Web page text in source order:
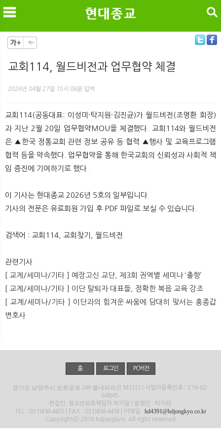
검색
교회114, 월드비전과 업무협약 체결
2026년 04월 27일 15시 06분 입력
교회114(공동대표: 이성미·탁지원·김진균)가 월드비전(조명환 회장)
과 지난 2월 20일 업무협약MOU을 체결했다. 교회114와 월드비전
은 ▲한국 정통교회 관련 정보 공유 등 협력 ▲행사 및 교육프로그램
협력 등을 약속했다. 업무협약을 통해 한국교회의 신뢰성과 사회적 책
임 증진에 기여하기로 했다.
이 기사는 현대종교 2026년 5호의 일부입니다.
기사의 전문은 유료회원 가입 후 PDF 파일로 보실 수 있습니다.
검색어 : 교회114, 교회찾기, 월드비전
관련기사
[ 교계/세미나/기타 ] 예장고신 교단, 제3회 권역별 세미나 ‘출항’
[ 교계/세미나/기타 ] 이단 탈퇴자 대표들, 정확한 복음 교육 강조
[ 교계/세미나/기타 ] 이단과의 힘겨운 싸움에 담대히 맞서는 홍종갑
변호사
홈 로그인 PC버전
경기도 남양주시 순화궁로 249 별내파라곤 M1215 | 사업자등록번호 : 216-02-
64845
편집인, 청소년보호책임자:탁지일 | 발행인 : 탁지원
TEL : 031)830-4455 | FAX : 031)830-4458 | 이메일 : hd4391@hdjongkyo.co.kr
Copyrightⓒ 2016 hdjongkyo. All right reserved